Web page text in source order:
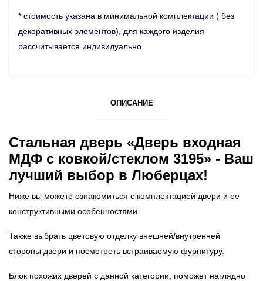
* стоимость указана в минимальной комплектации ( без
декоративных элементов), для каждого изделия
рассчитывается индивидуально
ОПИСАНИЕ
Стальная дверь «Дверь входная
МДФ с ковкой/стеклом 3195» - Ваш
лучший выбор в Люберцах!
Ниже вы можете ознакомиться с комплектацией двери и ее
конструктивными особенностями.
Также выбрать цветовую отделку внешней/внутренней
стороны двери и посмотреть встраиваемую фурнитуру.
Блок похожих дверей с данной категории, поможет наглядно